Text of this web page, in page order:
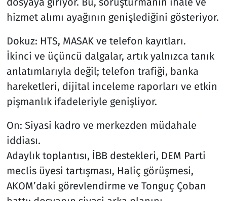
hizmet alımı ayağının genişlediğini gösteriyor.
Dokuz: HTS, MASAK ve telefon kayıtları.
İkinci ve üçüncü dalgalar, artık yalnızca tanık
anlatımlarıyla değil; telefon trafiği, banka
hareketleri, dijital inceleme raporları ve etkin
pişmanlık ifadeleriyle genişliyor.
On: Siyasi kadro ve merkezden müdahale
iddiası.
Adaylık toplantısı, İBB destekleri, DEM Parti
meclis üyesi tartışması, Haliç görüşmesi,
AKOM’daki görevlendirme ve Tonguç Çoban